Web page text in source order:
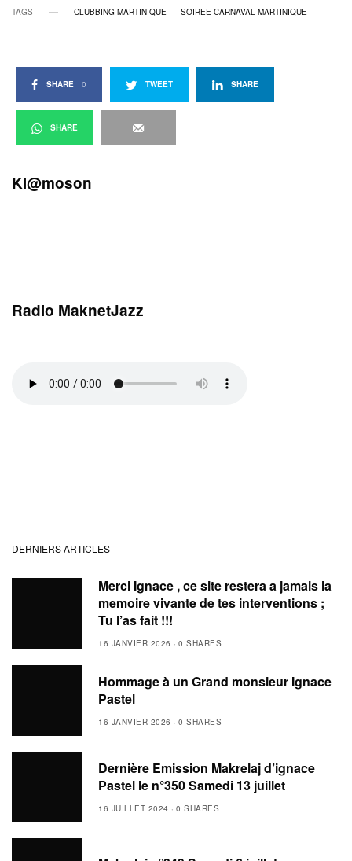
TAGS CLUBBING MARTINIQUE SOIREE CARNAVAL MARTINIQUE
SHARE 0 TWEET SHARE
SHARE
Kl@moson
Radio MaknetJazz
DERNIERS ARTICLES
Merci Ignace , ce site restera a jamais la
memoire vivante de tes interventions ;
Tu l’as fait !!!
16 JANVIER 2026 0 SHARES
Hommage à un Grand monsieur Ignace
Pastel
16 JANVIER 2026 0 SHARES
Dernière Emission Makrelaj d’ignace
Pastel le n°350 Samedi 13 juillet
16 JUILLET 2024 0 SHARES